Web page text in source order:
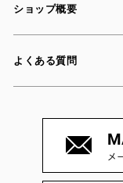
ショップ概要
よくある質問